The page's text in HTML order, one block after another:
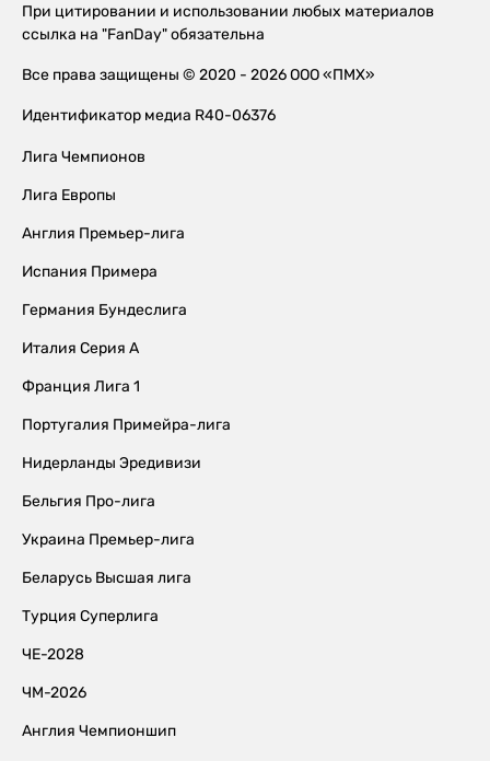
При цитировании и использовании любых материалов
ссылка на "FanDay" обязательна
Все права защищены © 2020 - 2026 ООО «ПМХ»
Идентификатор медиа R40-06376
Лига Чемпионов
Лига Европы
Англия Премьер-лига
Испания Примера
Германия Бундеслига
Италия Серия А
Франция Лига 1
Португалия Примейра-лига
Нидерланды Эредивизи
Бельгия Про-лига
Украина Премьер-лига
Беларусь Высшая лига
Турция Суперлига
ЧЕ-2028
ЧМ-2026
Англия Чемпионшип